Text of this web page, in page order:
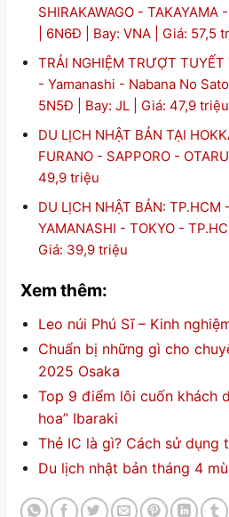
SHIRAKAWAGO - TAKAYAMA
| 6N6Đ | Bay: VNA | Giá: 57,5
TRẢI NGHIỆM TRƯỢT
- Yamanashi - Nabana No
5N5Đ | Bay: JL | Giá: 47,9 triệu
DU LỊCH NHẬT BẢN TẠI
FURANO - SAPPORO -
49,9 triệu
DU LỊCH NHẬT BẢN: TP.HCM
YAMANASHI - TOKYO -
Giá: 39,9 triệu
Xem thêm:
Leo núi Phú Sĩ – Kinh
Chuẩn bị những gì cho
2025 Osaka
Top 9 điểm lôi cuốn khách
hoa” Ibaraki
Thẻ IC là gì? Cách sử dụng
Du lịch nhật bản tháng 4